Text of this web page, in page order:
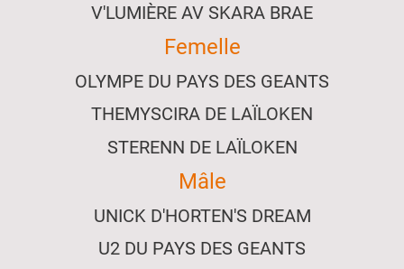
V'LUMIÈRE AV SKARA BRAE
Femelle
OLYMPE DU PAYS DES GEANTS
THEMYSCIRA DE LAÏLOKEN
STERENN DE LAÏLOKEN
Mâle
UNICK D'HORTEN'S DREAM
U2 DU PAYS DES GEANTS